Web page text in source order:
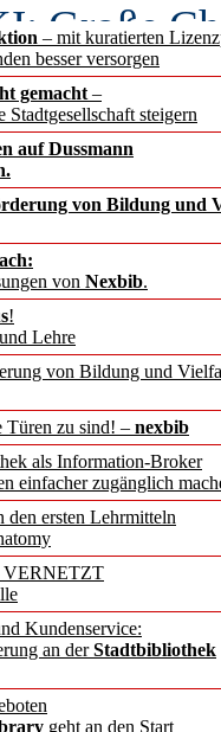
– mit kuratierten
besser versorgen
gemacht –
steigern
auf Dussmann
von Bildung und
von Nexbib.
!
Lehre
von Bildung und
Türen zu sind! – nexbib
als Information-Broker
einfacher zugänglich
ersten Lehrmitteln
Kundenservice:
an derStadtbibliothek
geht an den Start
Große
erstes
–
für
in
neu